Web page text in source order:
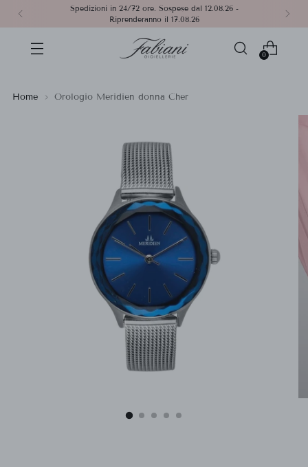
Spedizioni in 24/72 ore. Sospese dal 12.08.26 -
Riprenderanno il 17.08.26
0
Home Orologio Meridien donna Cher